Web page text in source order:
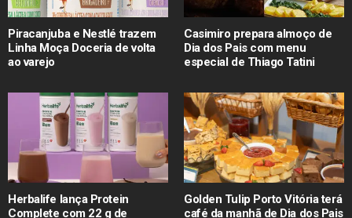
Piracanjuba e Nestlé trazem
Linha Moça Doceria de volta
ao varejo
Casimiro prepara almoço de
Dia dos Pais com menu
especial de Thiago Tatini
Herbalife lança Protein
Complete com 22 g de
Golden Tulip Porto Vitória terá
café da manhã de Dia dos Pais